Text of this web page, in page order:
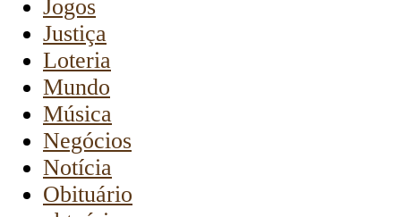
Jogos
Justiça
Loteria
Mundo
Música
Negócios
Notícia
Obituário